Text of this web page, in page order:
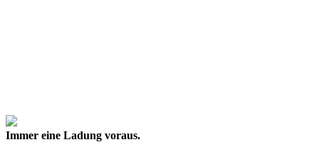
Immer eine Ladung voraus.